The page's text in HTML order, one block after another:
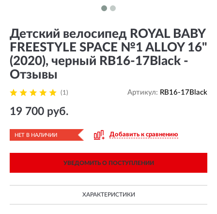
Детский велосипед ROYAL BABY
FREESTYLE SPACE №1 ALLOY 16"
(2020), черный RB16-17Black -
Отзывы
(1) Артикул: RB16-17Black
19 700 руб.
НЕТ В НАЛИЧИИ Добавить к сравнению
УВЕДОМИТЬ О ПОСТУПЛЕНИИ
ХАРАКТЕРИСТИКИ